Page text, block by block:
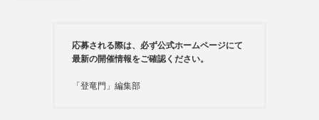
応募される際は、必ず公式ホームページにて
最新の開催情報をご確認ください。
「登竜門」編集部